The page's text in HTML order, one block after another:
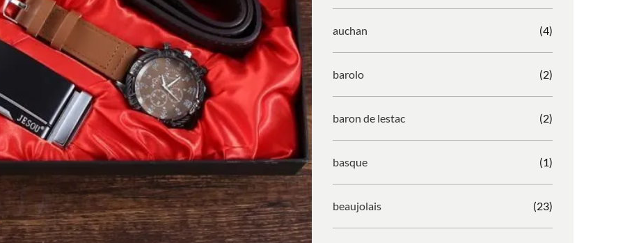
auchan (4)
barolo (2)
baron de lestac (2)
basque (1)
beaujolais (23)